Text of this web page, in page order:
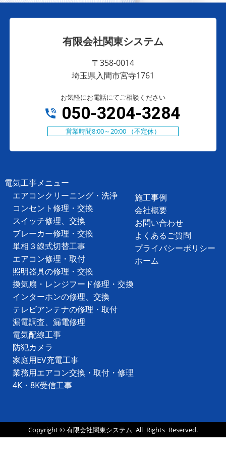
有限会社関東システム
〒358-0014
埼玉県入間市宮寺1761
お気軽にお電話にてご相談ください
050-3204-3284
営業時間8:00～20:00 （不定休）
電気工事メニュー
エアコンクリーニング・洗浄
コンセント修理・交換
スイッチ修理、交換
ブレーカー修理・交換
単相３線式切替工事
エアコン修理・取付
照明器具の修理・交換
換気扇・レンジフード修理・交換
インターホンの修理、交換
テレビアンテナの修理・取付
漏電調査、漏電修理
電気配線工事
防犯カメラ
家庭用EV充電工事
業務用エアコン交換・取付・修理
4K・8K受信工事
施工事例
会社概要
お問い合わせ
よくあるご質問
プライバシーポリシー
ホーム
Copyright ©有限会社関東システム All Rights Reserved.